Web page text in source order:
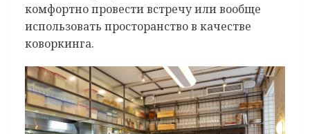
комфортно провести встречу или вообще
использовать просторанство в качестве
коворкинга.